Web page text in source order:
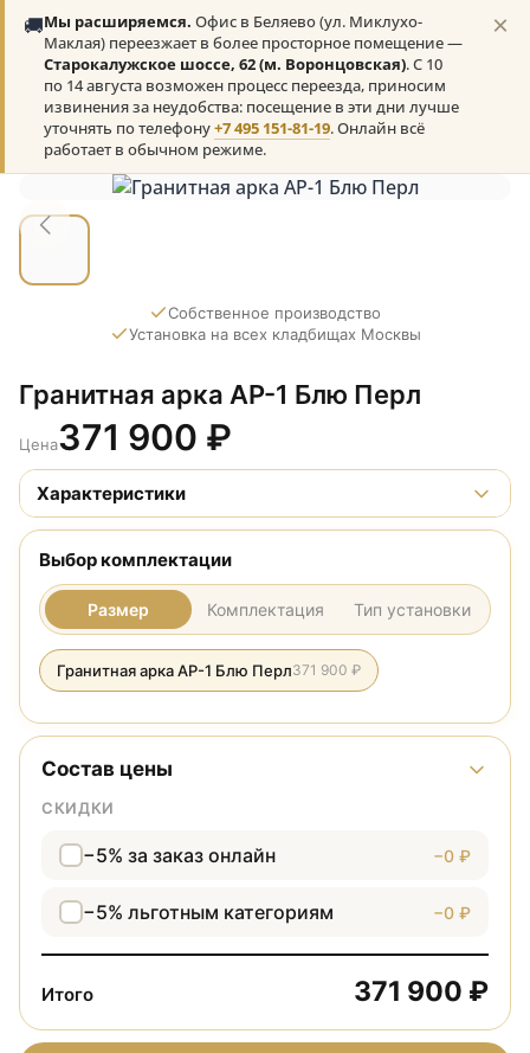
🚚Мы расширяемся. Офис в Беляево (ул. Миклухо-
Маклая) переезжает в более просторное помещение —
Старокалужское шоссе, 62 (м. Воронцовская). С 10
по 14 августа возможен процесс переезда, приносим
извинения за неудобства: посещение в эти дни лучше
уточнять по телефону+7 495 151-81-19. Онлайн всё
работает в обычном режиме.
×
Собственное производство
Установка на всех кладбищах Москвы
Гранитная арка АР-1 Блю Перл
Цена371 900 ₽
Характеристики
Выбор комплектации
Размер Комплектация Тип установки
Гранитная арка АР-1 Блю Перл371 900 ₽
Состав цены
СКИДКИ
−5% за заказ онлайн −0 ₽
−5% льготным категориям −0 ₽
Итого 371 900 ₽